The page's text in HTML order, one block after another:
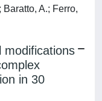
A.; Ferro,
modifications
in 30